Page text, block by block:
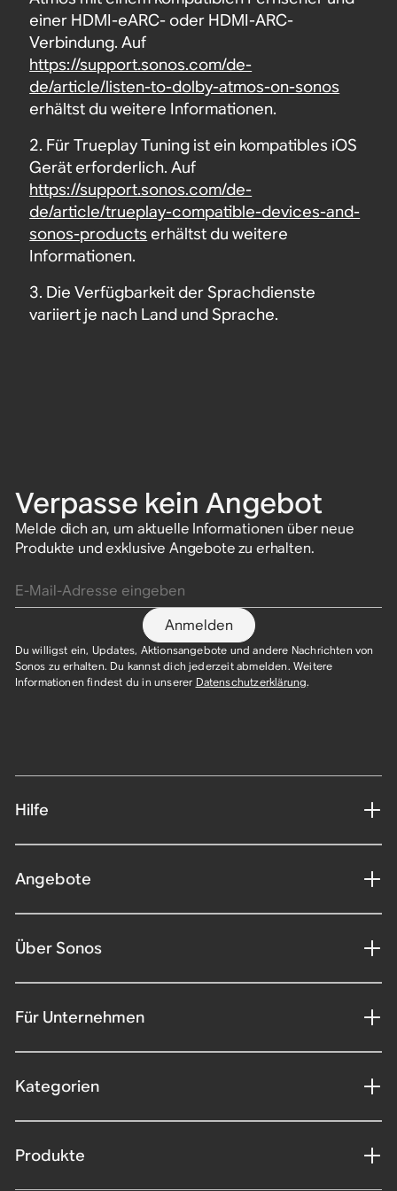
einer HDMI-eARC- oder HDMI-ARC-
Verbindung. Auf
https://support.sonos.com/de-
de/article/listen-to-dolby-atmos-on-sonos
erhältst du weitere Informationen.
2. Für Trueplay Tuning ist ein kompatibles iOS
Gerät erforderlich. Auf
https://support.sonos.com/de-
de/article/trueplay-compatible-devices-and-
sonos-products erhältst du weitere
Informationen.
3. Die Verfügbarkeit der Sprachdienste
variiert je nach Land und Sprache.
Verpasse kein Angebot
Melde dich an, um aktuelle Informationen über neue
Produkte und exklusive Angebote zu erhalten.
Anmelden
Du willigst ein, Updates, Aktionsangebote und andere Nachrichten von
Sonos zu erhalten. Du kannst dich jederzeit abmelden. Weitere
Informationen findest du in unserer Datenschutzerklärung.​
Hilfe
Angebote
Über Sonos
Für Unternehmen
Kategorien
Produkte